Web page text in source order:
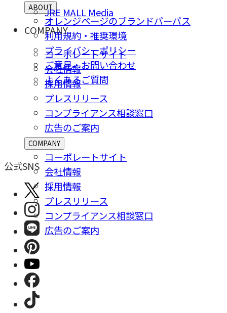
JRE MALL Media
ABOUT
オレンジページのブランドパーパス
利用規約・推奨環境
プライバシーポリシー
ご意⾒・お問い合わせ
よくあるご質問
COMPANY
コーポレートサイト
会社情報
採⽤情報
プレスリリース
コンプライアンス相談窓⼝
広告のご案内
COMPANY
コーポレートサイト
会社情報
採⽤情報
プレスリリース
コンプライアンス相談窓⼝
広告のご案内
公式SNS